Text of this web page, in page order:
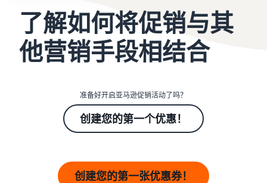
了解如何将促销与其
他营销手段相结合
准备好开启亚马逊促销活动了吗？
创建您的第一个优惠！
创建您的第一张优惠券！